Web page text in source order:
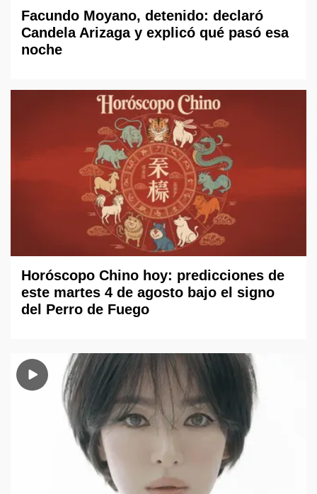
Facundo Moyano, detenido: declaró
Candela Arizaga y explicó qué pasó esa
noche
Horóscopo Chino hoy: predicciones de
este martes 4 de agosto bajo el signo
del Perro de Fuego